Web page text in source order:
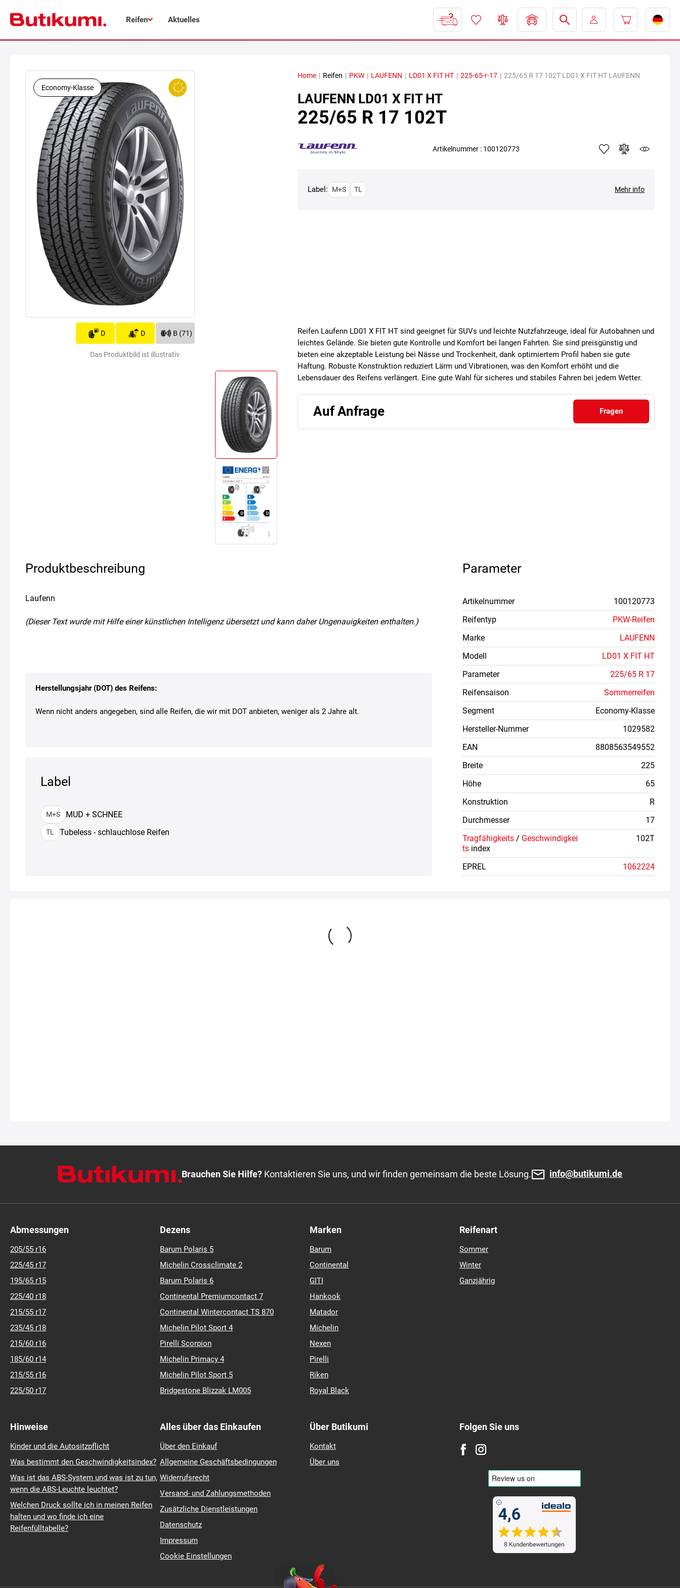
Reifen Aktuelles
Economy-Klasse
D D B (71)
Das Produktbild ist illustrativ.
Home | Reifen | PKW | LAUFENN | LD01 X FIT HT | 225-65-r-17 | 225/65 R 17 102T LD01 X FIT HT LAUFENN
LAUFENN LD01 X FIT HT
225/65 R 17 102T
Artikelnummer : 100120773
Label: M+S TL Mehr info
Reifen Laufenn LD01 X FIT HT sind geeignet für SUVs und leichte Nutzfahrzeuge, ideal für Autobahnen und
leichtes Gelände. Sie bieten gute Kontrolle und Komfort bei langen Fahrten. Sie sind preisgünstig und
bieten eine akzeptable Leistung bei Nässe und Trockenheit, dank optimiertem Profil haben sie gute
Haftung. Robuste Konstruktion reduziert Lärm und Vibrationen, was den Komfort erhöht und die
Lebensdauer des Reifens verlängert. Eine gute Wahl für sicheres und stabiles Fahren bei jedem Wetter.
Auf Anfrage Fragen
Produktbeschreibung
Laufenn
(Dieser Text wurde mit Hilfe einer künstlichen Intelligenz übersetzt und kann daher Ungenauigkeiten enthalten.)
Herstellungsjahr (DOT) des Reifens:
Wenn nicht anders angegeben, sind alle Reifen, die wir mit DOT anbieten, weniger als 2 Jahre alt.
Label
M+S MUD + SCHNEE
TL Tubeless - schlauchlose Reifen
Parameter
Artikelnummer
100120773
Reifentyp
PKW-Reifen
Marke
LAUFENN
Modell
LD01 X FIT HT
Parameter
225/65 R 17
Reifensaison
Sommerreifen
Segment
Economy-Klasse
Hersteller-Nummer
1029582
EAN
8808563549552
Breite
225
Höhe
65
Konstruktion
R
Durchmesser
17
Tragfähigkeits / Geschwindigkei
ts index
102T
EPREL 1062224
Brauchen Sie Hilfe? Kontaktieren Sie uns, und wir finden gemeinsam die beste Lösung. info@butikumi.de
Abmessungen
205/55 r16
225/45 r17
195/65 r15
225/40 r18
215/55 r17
235/45 r18
215/60 r16
185/60 r14
215/55 r16
225/50 r17
Dezens
Barum Polaris 5
Michelin Crossclimate 2
Barum Polaris 6
Continental Premiumcontact 7
Continental Wintercontact TS 870
Michelin Pilot Sport 4
Pirelli Scorpion
Michelin Primacy 4
Michelin Pilot Sport 5
Bridgestone Blizzak LM005
Marken
Barum
Continental
GITI
Hankook
Matador
Michelin
Nexen
Pirelli
Riken
Royal Black
Reifenart
Sommer
Winter
Ganzjährig
Hinweise
Kinder und die Autositzpflicht
Was bestimmt den Geschwindigkeitsindex?
Was ist das ABS-System und was ist zu tun,
wenn die ABS-Leuchte leuchtet?
Welchen Druck sollte ich in meinen Reifen
halten und wo finde ich eine
Reifenfülltabelle?
Alles über das Einkaufen
Über den Einkauf
Allgemeine Geschäftsbedingungen
Widerrufsrecht
Versand- und Zahlungsmethoden
Zusätzliche Dienstleistungen
Datenschutz
Impressum
Cookie Einstellungen
Über Butikumi
Kontakt
Über uns
Folgen Sie uns